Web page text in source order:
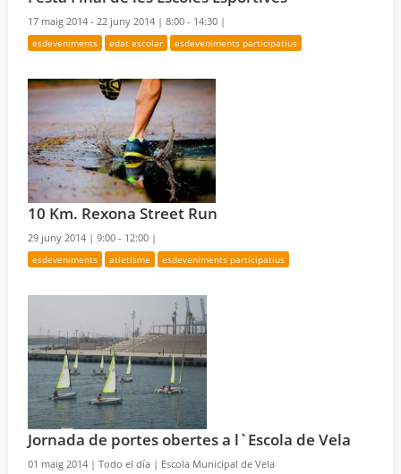
17 maig 2014 - 22 juny 2014 |8:00 - 14:30 |
esdeveniments edat escolar esdeveniments participatius
10 Km. Rexona Street Run
29 juny 2014 |9:00 - 12:00 |
esdeveniments atletisme esdeveniments participatius
Jornada de portes obertes a l`Escola de Vela
01 maig 2014 |Todo el día | Escola Municipal de Vela